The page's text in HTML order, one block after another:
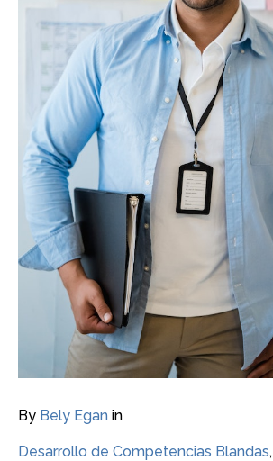
By Bely Egan in
Desarrollo de Competencias Blandas,